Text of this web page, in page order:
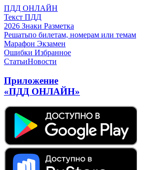
ПДД ОНЛАЙН
Текст ПДД
2026 Знаки Разметка
Решатьпо билетам, номерам или темам
Марафон Экзамен
Ошибки Избранное
СтатьиНовости
Приложение
«ПДД ОНЛАЙН»